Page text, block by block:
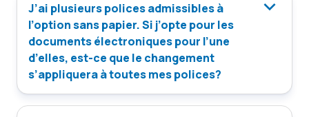
J’ai plusieurs polices admissibles à
l’option sans papier. Si j’opte pour les
documents électroniques pour l’une
d’elles, est-ce que le changement
s’appliquera à toutes mes polices?